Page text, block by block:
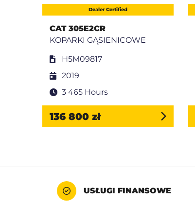
Dealer Certified
CAT 305E2CR
KOPARKI GĄSIENICOWE
H5M09817
2019
3 465 Hours
136 800 zł
USŁUGI FINANSOWE